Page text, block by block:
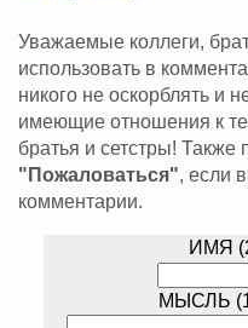
Уважаемые коллеги,
использовать в
никого не оскорблять и
имеющие отношения к
братья и сетстры! Также
"Пожаловаться", если
комментарии.
ИМЯ
МЫСЛЬ